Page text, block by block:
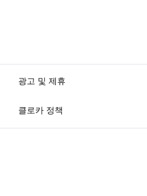
광고 및 제휴
클로카 정책